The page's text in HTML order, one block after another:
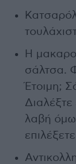
Η
σάλτσα.
Έτοιμη;
λαβή